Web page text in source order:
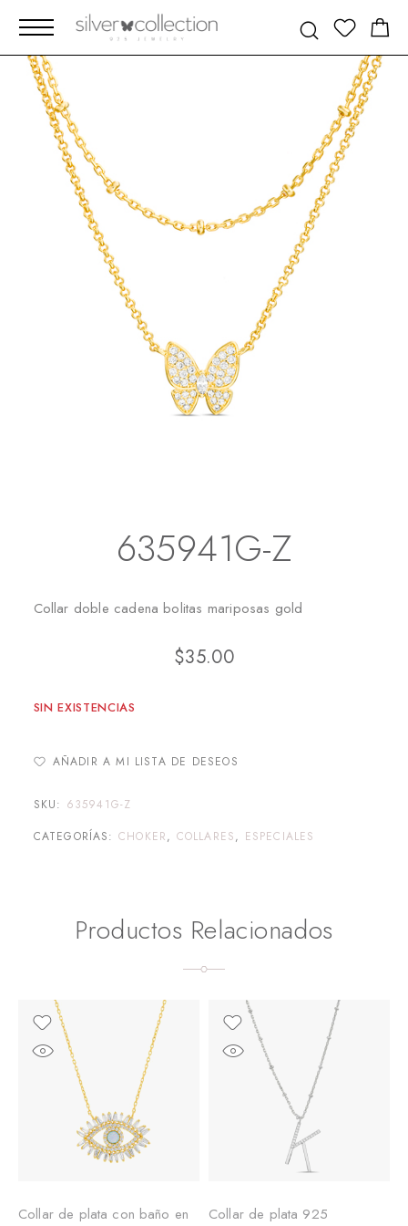
635941G-Z
Collar doble cadena bolitas mariposas gold
$35.00
SIN EXISTENCIAS
AÑADIR A MI LISTA DE DESEOS
SKU: 635941G-Z
CATEGORÍAS: CHOKER, COLLARES, ESPECIALES
Productos Relacionados
Collar de plata con baño en
Collar de plata 925